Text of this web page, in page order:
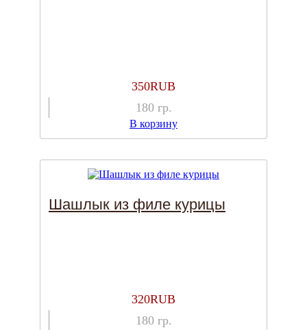
350RUB
180 гр.
В корзину
Шашлык из филе курицы
320RUB
180 гр.